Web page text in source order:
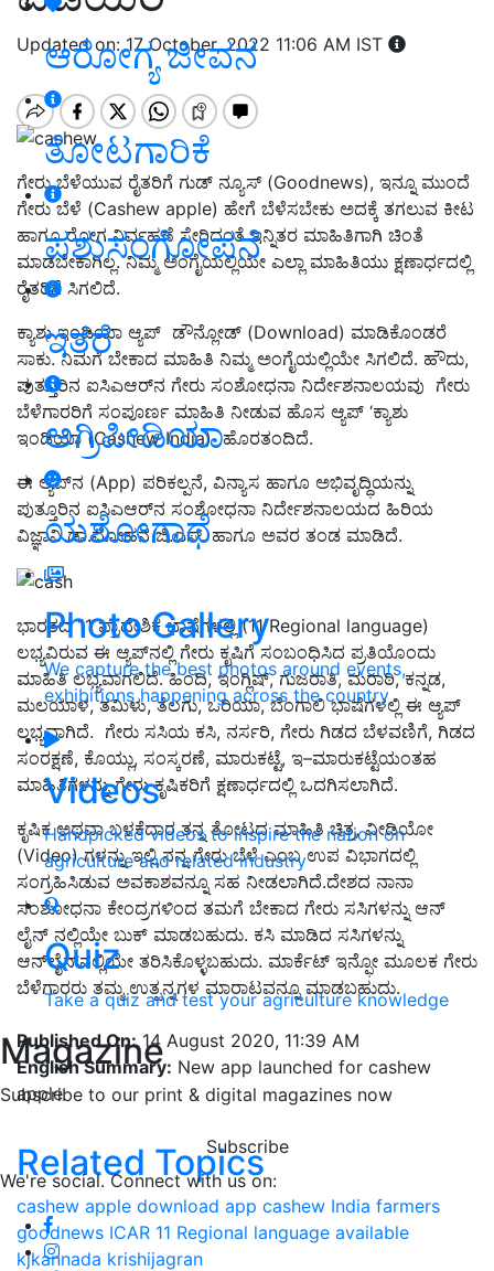
ಆರೋಗ್ಯ ಜೀವನ
ತೋಟಗಾರಿಕೆ
ಪಶುಸಂಗೋಪನೆ
ಇತರೆ
ಅಗ್ರಿಪೀಡಿಯಾ
ಯಶೋಗಾಥೆ
Photo Gallery
We capture the best photos around events,
exhibitions happening across the country
Videos
Handpicked videos to inspire the nation on
agriculture and related industry
Quiz
Take a quiz and test your agriculture knowledge
Magazine
Subscribe to our print & digital magazines now
Subscribe
We're social. Connect with us on:
Updated on: 17 October, 2022 11:06 AM IST
ಗೇರು ಬೆಳೆಯುವ ರೈತರಿಗೆ ಗುಡ್ ನ್ಯೂಸ್ (Goodnews), ಇನ್ನೂ ಮುಂದೆ
ಗೇರು ಬೆಳೆ (Cashew apple) ಹೇಗೆ ಬೆಳೆಸಬೇಕು ಅದಕ್ಕೆ ತಗಲುವ ಕೀಟ
ಹಾಗೂ ರೋಗ ನಿರ್ವಹಣೆ ಸೇರಿದಂತೆ ಇನ್ನಿತರ ಮಾಹಿತಿಗಾಗಿ ಚಿಂತೆ
ಮಾಡಬೇಕಾಗಿಲ್ಲ. ನಿಮ್ಮ ಅಂಗೈಯಲ್ಲಿಯೇ ಎಲ್ಲಾ ಮಾಹಿತಿಯು ಕ್ಷಣಾರ್ಧದಲ್ಲಿ
ರೈತರಿಗೆ ಸಿಗಲಿದೆ.
ಕ್ಯಾಶು ಇಂಡಿಯಾ ಆ್ಯಪ್‌ ಡೌನ್ಲೋಡ್ (Download) ಮಾಡಿಕೊಂಡರೆ
ಸಾಕು. ನಿಮಗೆ ಬೇಕಾದ ಮಾಹಿತಿ ನಿಮ್ಮ ಅಂಗೈಯಲ್ಲಿಯೇ ಸಿಗಲಿದೆ. ಹೌದು,
ಪುತ್ತೂರಿನ ಐಸಿಎಆರ್‌ನ ಗೇರು ಸಂಶೋಧನಾ ನಿರ್ದೇಶನಾಲಯವು ಗೇರು
ಬೆಳೆಗಾರರಿಗೆ ಸಂಪೂರ್ಣ ಮಾಹಿತಿ ನೀಡುವ ಹೊಸ ಆ್ಯಪ್‌ ‘ಕ್ಯಾಶು
ಇಂಡಿಯಾ (Cashew India) ಹೊರತಂದಿದೆ.
ಈ ಆ್ಯಪ್‌ನ (App) ಪರಿಕಲ್ಪನೆ, ವಿನ್ಯಾಸ ಹಾಗೂ ಅಭಿವೃದ್ಧಿಯನ್ನು
ಪುತ್ತೂರಿನ ಐಸಿಎಆರ್‌ನ ಸಂಶೋಧನಾ ನಿರ್ದೇಶನಾಲಯದ ಹಿರಿಯ
ವಿಜ್ಞಾನಿ ಡಾ.ಮೋಹನ ಜಿ.ಎಸ್‌. ಹಾಗೂ ಅವರ ತಂಡ ಮಾಡಿದೆ.
ಭಾರತದ 11 ಪ್ರಾದೇಶಿಕ ಭಾಷೆಗಳಲ್ಲಿ (11 Regional language)
ಲಭ್ಯವಿರುವ ಈ ಆ್ಯಪ್‌ನಲ್ಲಿ ಗೇರು ಕೃಷಿಗೆ ಸಂಬಂಧಿಸಿದ ಪ್ರತಿಯೊಂದು
ಮಾಹಿತಿ ಲಭ್ಯವಾಗಲಿದೆ. ಹಿಂದಿ, ಇಂಗ್ಲಿಷ್, ಗುಜರಾತಿ, ಮರಾಠಿ, ಕನ್ನಡ,
ಮಲಯಾಳ, ತಮಿಳು, ತೆಲಗು, ಒರಿಯಾ, ಬೆಂಗಾಲಿ ಭಾಷೆಗಳಲ್ಲಿ ಈ ಆ್ಯಪ್‌
ಲಭ್ಯವಾಗಿದೆ. ಗೇರು ಸಸಿಯ ಕಸಿ, ನರ್ಸರಿ, ಗೇರು ಗಿಡದ ಬೆಳವಣಿಗೆ, ಗಿಡದ
ಸಂರಕ್ಷಣೆ, ಕೊಯ್ಲು, ಸಂಸ್ಕರಣೆ, ಮಾರುಕಟ್ಟೆ, ಇ–ಮಾರುಕಟ್ಟೆಯಂತಹ
ಮಾಹಿತಿಗಳನ್ನು ಗೇರು ಕೃಷಿಕರಿಗೆ ಕ್ಷಣಾರ್ಧದಲ್ಲಿ ಒದಗಿಸಲಾಗಿದೆ.
ಕೃಷಿಕ ಅಥವಾ ಬಳಕೆದಾರ ತನ್ನ ತೋಟದ ಮಾಹಿತಿ ಚಿತ್ರ, ವೀಡಿಯೋ
(Video) ಗಳನ್ನು ಇಲ್ಲಿ ನನ್ನ ಗೇರು ಬೆಳೆ ಎಂಬ ಉಪ ವಿಭಾಗದಲ್ಲಿ
ಸಂಗ್ರಹಿಸಿಡುವ ಅವಕಾಶವನ್ನೂ ಸಹ ನೀಡಲಾಗಿದೆ.ದೇಶದ ನಾನಾ
ಸಂಶೋಧನಾ ಕೇಂದ್ರಗಳಿಂದ ತಮಗೆ ಬೇಕಾದ ಗೇರು ಸಸಿಗಳನ್ನು ಆನ್
ಲೈನ್ ನಲ್ಲಿಯೇ ಬುಕ್ ಮಾಡಬಹುದು. ಕಸಿ ಮಾಡಿದ ಸಸಿಗಳನ್ನು
ಆನ್‌ಲೈನ್‌ನಲ್ಲಿಯೇ ತರಿಸಿಕೊಳ್ಳಬಹುದು. ಮಾರ್ಕೆಟ್‌ ಇನ್ಫೋ ಮೂಲಕ ಗೇರು
ಬೆಳೆಗಾರರು ತಮ್ಮ ಉತ್ಪನ್ನಗಳ ಮಾರಾಟವನ್ನೂ ಮಾಡಬಹುದು.
Published On:14 August 2020, 11:39 AM
English Summary: New app launched for cashew
apple
Related Topics
cashew apple download app cashew India farmers
goodnews ICAR 11 Regional language available
kjkannada krishijagran